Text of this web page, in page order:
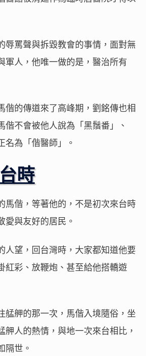
辱罵聲與拆毀教會的事情，面對無
軍人，他唯一做的是，醫治所有
偕的傳道來了高峰期，劉銘傳也相
偕不會被他人說為「黑鬚番」、
名為「偕醫師」。
時
馬偕，等著他的，不是初次來台時
愛與友好的居民。
人望，回台灣時，大家都知道他要
紅彩、放鞭炮、甚至給他搭轎遊
艋舺的那一次，馬偕入境隨俗，坐
舺人的熱情，與地一次來台相比，
隔世。